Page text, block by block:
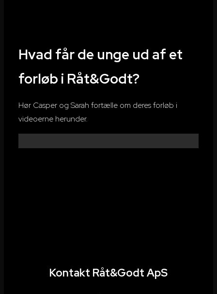
Hvad får de unge ud af et
forløb i Råt&Godt?
Hør Casper og Sarah fortælle om deres forløb i
videoerne herunder.
Kontakt Råt&Godt ApS